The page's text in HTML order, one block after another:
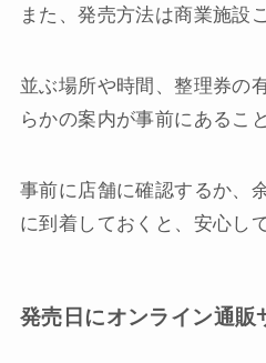
また、発売方法は商業施設
並ぶ場所や時間、整理券の
らかの案内が事前にあるこ
事前に店舗に確認するか、
に到着しておくと、安心し
発売日にオンライン通販